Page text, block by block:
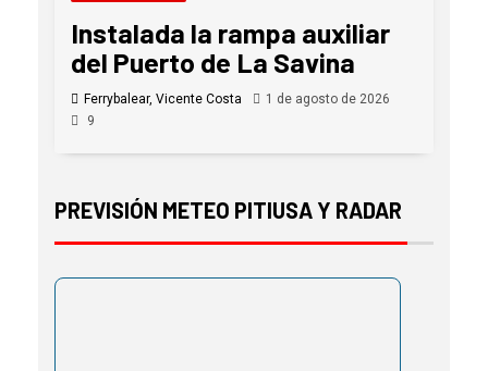
Instalada la rampa auxiliar
del Puerto de La Savina
Ferrybalear, Vicente Costa
1 de agosto de 2026
9
PREVISIÓN METEO PITIUSA Y RADAR